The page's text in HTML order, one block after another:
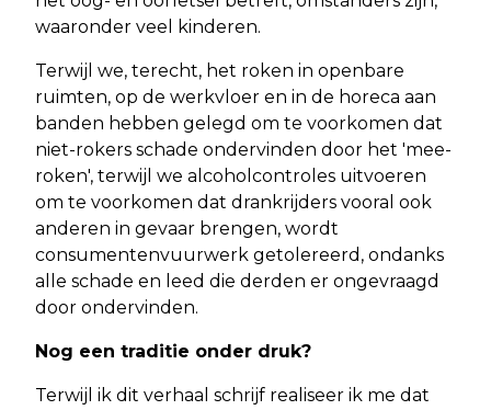
waaronder veel kinderen.
Terwijl we, terecht, het roken in openbare
ruimten, op de werkvloer en in de horeca aan
banden hebben gelegd om te voorkomen dat
niet-rokers schade ondervinden door het 'mee-
roken', terwijl we alcoholcontroles uitvoeren
om te voorkomen dat drankrijders vooral ook
anderen in gevaar brengen, wordt
consumentenvuurwerk getolereerd, ondanks
alle schade en leed die derden er ongevraagd
door ondervinden.
Nog een traditie onder druk?
Terwijl ik dit verhaal schrijf realiseer ik me dat